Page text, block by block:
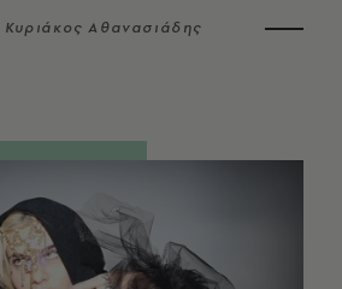
Κυριάκος Αθανασιάδης